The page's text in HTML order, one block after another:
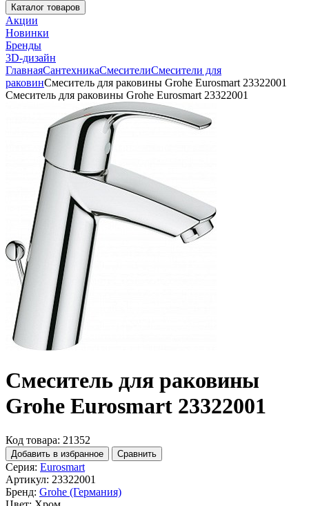
Каталог товаров
Акции
Новинки
Бренды
3D-дизайн
ГлавнаяСантехникаСмесителиСмесители для
раковинСмеситель для раковины Grohe Eurosmart 23322001
Смеситель для раковины Grohe Eurosmart 23322001
Смеситель для раковины
Grohe Eurosmart 23322001
Код товара: 21352
Добавить в избранное Сравнить
Серия: Eurosmart
Артикул: 23322001
Бренд: Grohe (Германия)